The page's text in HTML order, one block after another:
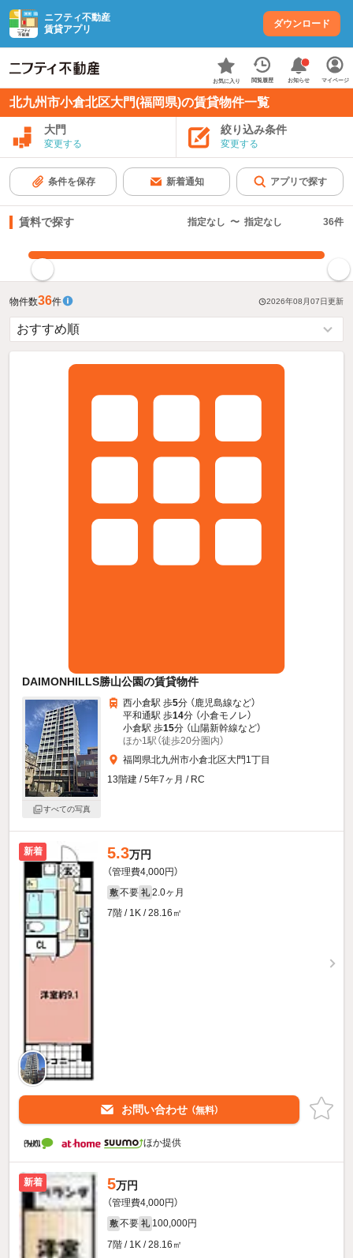
ニフティ不動産
賃貸アプリ
ダウンロード
お気に入り 閲覧履歴 お知らせ マイページ
北九州市小倉北区大門(福岡県)の賃貸物件一覧
大門
変更する
絞り込み条件
変更する
条件を保存 新着通知 アプリで探す
賃料で探す 指定なし 〜 指定なし 36件
物件数36件 2026年08月07日更新
DAIMONHILLS勝山公園の賃貸物件
すべての写真
西小倉駅 歩5分 （鹿児島線など）
平和通駅 歩14分 （小倉モノレ）
小倉駅 歩15分 （山陽新幹線など）
ほか1駅（徒歩20分圏内）
福岡県北九州市小倉北区大門1丁目
13階建 / 5年7ヶ月 / RC
新着 5.3万円
（管理費4,000円）
敷 不要 礼 2.0ヶ月
7階 / 1K / 28.16㎡
お問い合わせ （無料）
ほか提供
新着 5万円
（管理費4,000円）
敷 不要 礼 100,000円
7階 / 1K / 28.16㎡